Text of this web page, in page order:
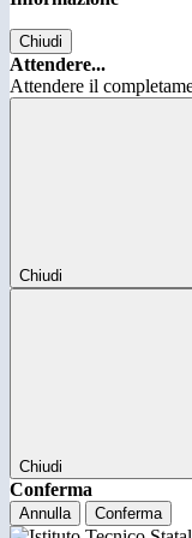
Chiudi
Attendere...
Attendere il
Chiudi
Chiudi
Conferma
Annulla Conferma